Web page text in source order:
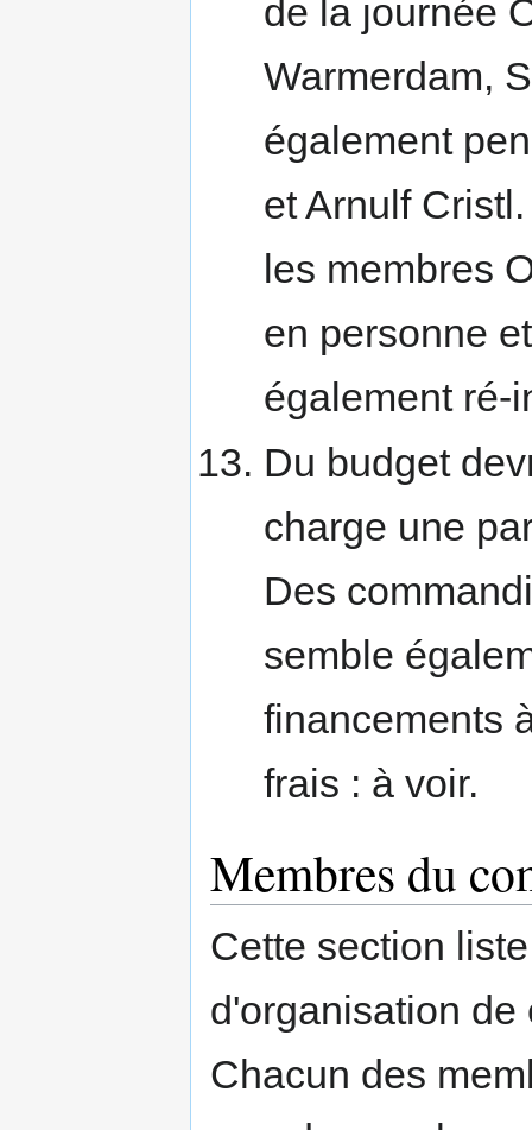
de la journée
Warmerdam,
également
et Arnulf
les membres
en personne
également ré-
Du budget
charge une
Des
semble
financements
frais : à voir.
Membres du
Cette section
d'organisation de
Chacun des